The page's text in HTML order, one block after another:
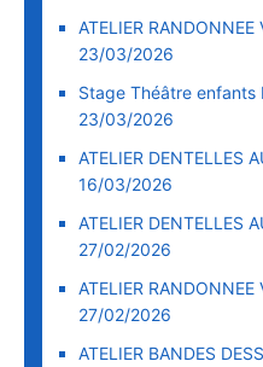
ATELIER RANDONNEE
23/03/2026
Stage Théâtre enfants
23/03/2026
ATELIER DENTELLES
16/03/2026
ATELIER DENTELLES
27/02/2026
ATELIER RANDONNEE
27/02/2026
ATELIER BANDES